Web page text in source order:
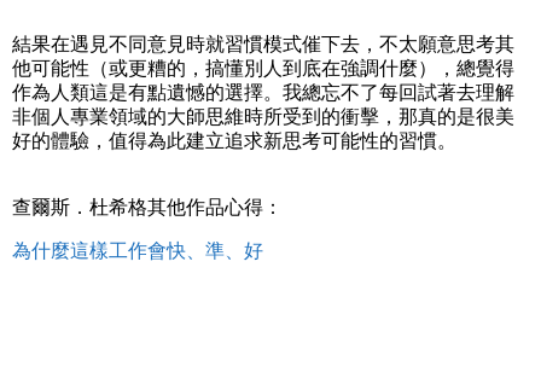
結果在遇見不同意見時就習慣模式催下去，不太願意思考其
他可能性（或更糟的，搞懂別人到底在強調什麼），總覺得
作為人類這是有點遺憾的選擇。我總忘不了每回試著去理解
非個人專業領域的大師思維時所受到的衝擊，那真的是很美
好的體驗，值得為此建立追求新思考可能性的習慣。
查爾斯．杜希格其他作品心得：
為什麼這樣工作會快、準、好